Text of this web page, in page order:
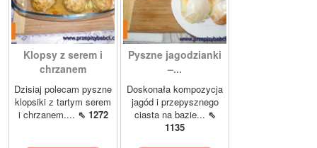
Klopsy z serem i
chrzanem
Dzisiaj polecam pyszne
klopsiki z tartym serem
i chrzanem.... ⇖ 1272
Pyszne jagodzianki
–...
Doskonała kompozycja
jagód i przepysznego
ciasta na bazie... ⇖
1135